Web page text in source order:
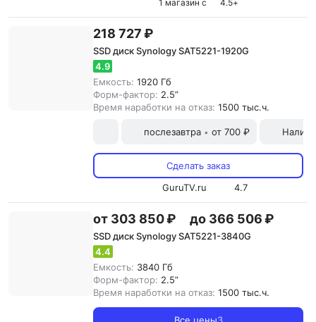
1 магазин с 4.5+
218 727 ₽
SSD диск Synology SAT5221-1920G
4.9
Емкость: 1920 Гб
Форм-фактор: 2.5”
Время наработки на отказ: 1500 тыс.ч.
послезавтра • от 700 ₽
Сделать заказ
GuruTV.ru
4.7
от 303 850 ₽ до 366 506 ₽
SSD диск Synology SAT5221-3840G
4.4
Емкость: 3840 Гб
Форм-фактор: 2.5”
Время наработки на отказ: 1500 тыс.ч.